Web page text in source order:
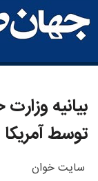
بیانیه
توسط آمریکا
سایت خوان